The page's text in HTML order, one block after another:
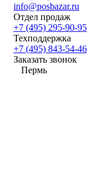
info@posbazar.ru
Отдел продаж
+7 (495) 295-90-95
Техподдержка
+7 (495) 843-54-46
Заказать звонок
Пермь